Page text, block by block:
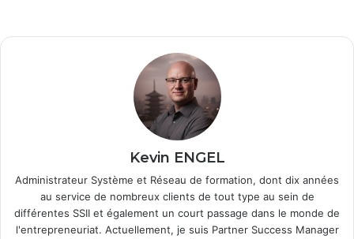
Kevin ENGEL
Administrateur Système et Réseau de formation, dont dix années
au service de nombreux clients de tout type au sein de
différentes SSII et également un court passage dans le monde de
l'entrepreneuriat. Actuellement, je suis Partner Success Manager